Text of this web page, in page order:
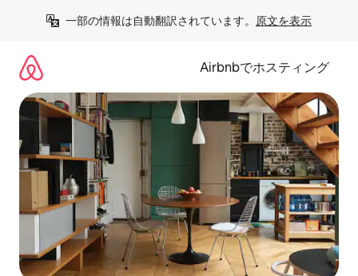
一部の情報は自動翻訳されています。 原文を表示
Airbnbでホスティング